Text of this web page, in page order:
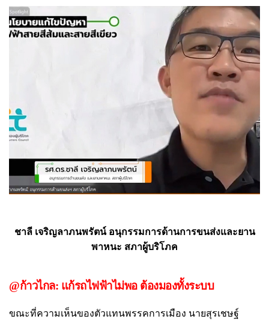
ชาลี เจริญลาภนพรัตน์ อนุกรรมการด้านการขนส่งและยาน
พาหนะ สภาผู้บริโภค
@ก้าวไกล: แก้รถไฟฟ้าไม่พอ ต้องมองทั้งระบบ
ขณะที่ความเห็นของตัวแทนพรรคการเมือง นายสุรเชษฐ์